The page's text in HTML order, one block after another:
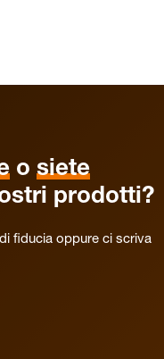
o siete
prodotti?
fiducia oppure ci scriva